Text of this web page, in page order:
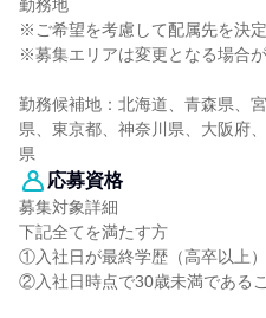
勤務地
※ご希望を考慮して配属先を決
※募集エリアは変更となる場合
勤務候補地：北海道、青森県、
県、東京都、神奈川県、大阪府
県
応募資格
募集対象詳細
下記全てを満たす方
①入社日が最終学歴（高卒以上
②入社日時点で30歳未満である